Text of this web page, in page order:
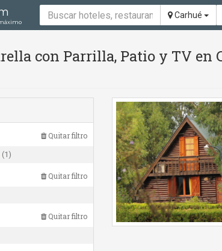
Carhué
con Parrilla, Patio y TV en
Quitar filtro
(1)
Quitar filtro
Quitar filtro